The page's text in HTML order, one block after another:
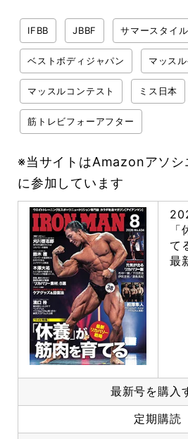
IFBB JBBF サマースタイ
ベストボディジャパン マッス
マッスルコンテスト ミス日本
筋トレビフォーアフター
※当サイトはAmazonアソシ
に参加しています
て
最
最新号を購入
定期購読